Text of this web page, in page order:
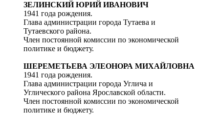
ЗЕЛИНСКИЙ ЮРИЙ ИВАНОВИЧ
1941 года рождения.
Глава администрации города Тутаева и
Тутаевского района.
Член постоянной комиссии по экономической
политике и бюджету.
ШЕРЕМЕТЬЕВА ЭЛЕОНОРА МИХАЙЛОВНА
1941 года рождения.
Глава администрации города Углича и
Углического района Ярославской области.
Член постоянной комиссии по экономической
политике и бюджету.